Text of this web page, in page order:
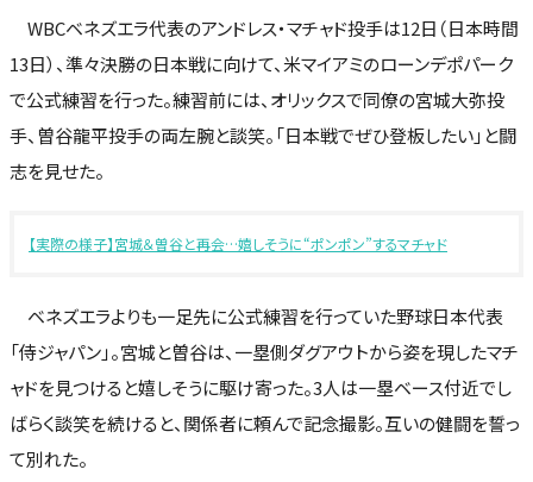
WBCベネズエラ代表のアンドレス・マチャド投手は12日（日本時間
13日）、準々決勝の日本戦に向けて、米マイアミのローンデポパーク
で公式練習を行った。練習前には、オリックスで同僚の宮城大弥投
手、曽谷龍平投手の両左腕と談笑。「日本戦でぜひ登板したい」と闘
志を見せた。
【実際の様子】宮城＆曽谷と再会…嬉しそうに“ポンポン”するマチャド
ベネズエラよりも一足先に公式練習を行っていた野球日本代表
「侍ジャパン」。宮城と曽谷は、一塁側ダグアウトから姿を現したマチ
ャドを見つけると嬉しそうに駆け寄った。3人は一塁ベース付近でし
ばらく談笑を続けると、関係者に頼んで記念撮影。互いの健闘を誓っ
て別れた。